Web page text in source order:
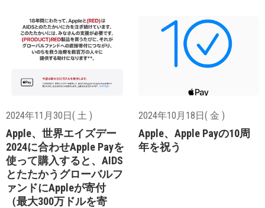
2024年11月30日( 土 )
Apple、世界エイズデー
2024に合わせApple Payを
使って購入すると、AIDS
とたたかうグローバルフ
ァンドにAppleが寄付
（最大300万ドルを寄
2024年10月18日( 金 )
Apple、Apple Payの10周
年を祝う